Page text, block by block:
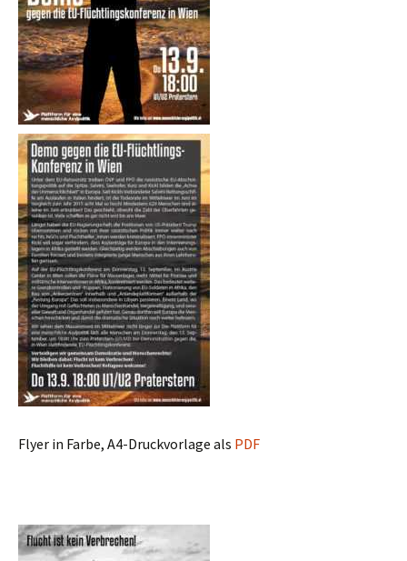
Flyer in Farbe, A4-Druckvorlage als PDF